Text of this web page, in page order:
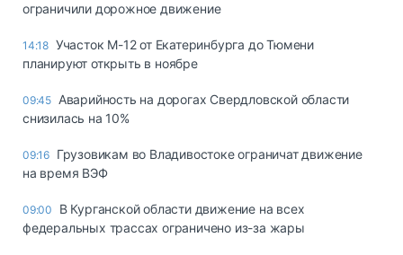
ограничили дорожное движение
14:18 Участок М-12 от Екатеринбурга до Тюмени
планируют открыть в ноябре
09:45 Аварийность на дорогах Свердловской области
снизилась на 10%
09:16 Грузовикам во Владивостоке ограничат движение
на время ВЭФ
09:00
В Курганской области движение на всех
федеральных трассах ограничено из-за жары